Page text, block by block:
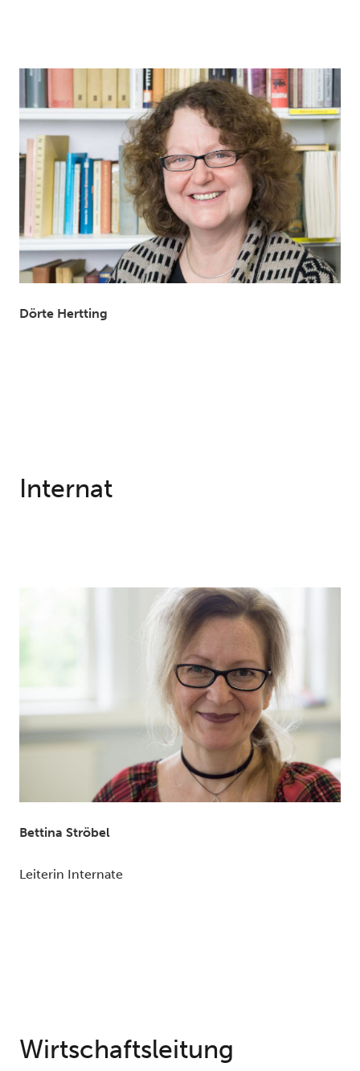
Dörte Hertting
Internat
Bettina Ströbel
Leiterin Internate
Wirtschaftsleitung